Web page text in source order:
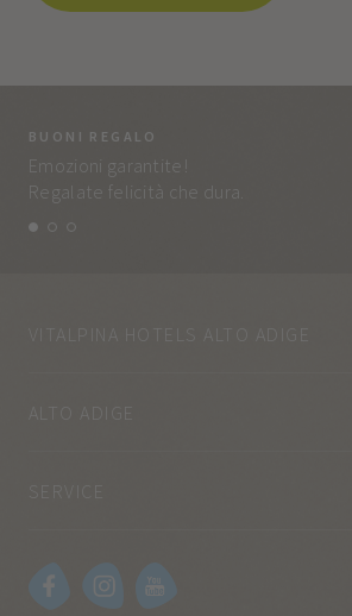
BUONI REGALO
Emozioni garantite!
Regalate felicità che dura.
VITALPINA HOTELS ALTO ADIGE
ALTO ADIGE